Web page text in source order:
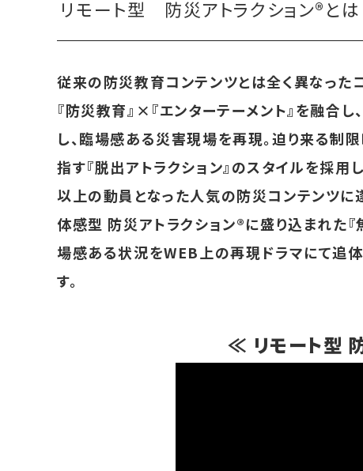
リモート型 防災アトラクション®とは
従来の防災教育コンテンツとは全く異なった
『防災教育』×『エンターテーメント』を融合
し、臨場感ある災害現場を再現。迫り来る制
指す『脱出アトラクション』のスタイルを採
以上の動員となった人気の防災コンテンツに
体感型 防災アトラクション®に盛り込まれた『
場感ある状況をWEB上の再現ドラマにて追
す。
≪ リモート型